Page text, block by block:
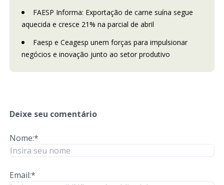
FAESP Informa: Exportação de carne suína segue
aquecida e cresce 21% na parcial de abril
Faesp e Ceagesp unem forças para impulsionar
negócios e inovação junto ao setor produtivo
Deixe seu comentário
Nome:*
Email:*